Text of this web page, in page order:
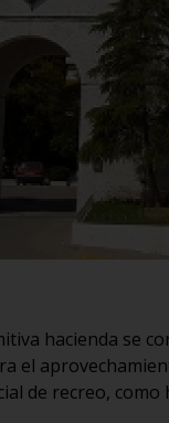
hacienda se
el
de recreo,